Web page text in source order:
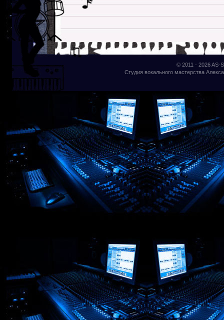
© 2011 - 2026AS-
Студия вокального мастерства